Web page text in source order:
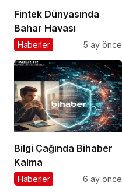
Fintek Dünyasında
Bahar Havası
Haberler 5 ay önce
Bilgi Çağında Bihaber
Kalma
Haberler 6 ay önce